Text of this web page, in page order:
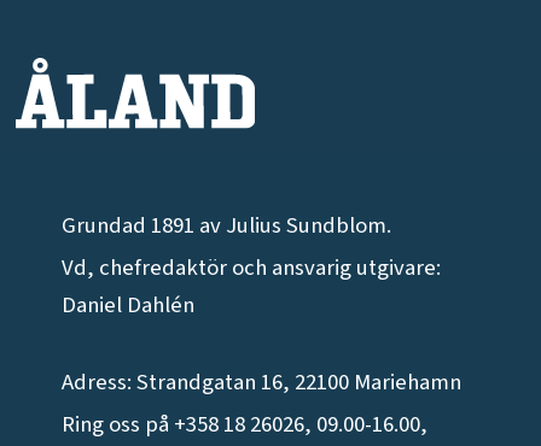
Grundad 1891 av Julius Sundblom.
Vd, chefredaktör och ansvarig utgivare:
Daniel Dahlén
Adress: Strandgatan 16, 22100 Mariehamn
Ring oss på +358 18 26026, 09.00-16.00,